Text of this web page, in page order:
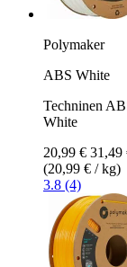
Polymaker
ABS White
Techninen
White
20,99 € 31,49
(20,99 € / kg)
3.8 (4)